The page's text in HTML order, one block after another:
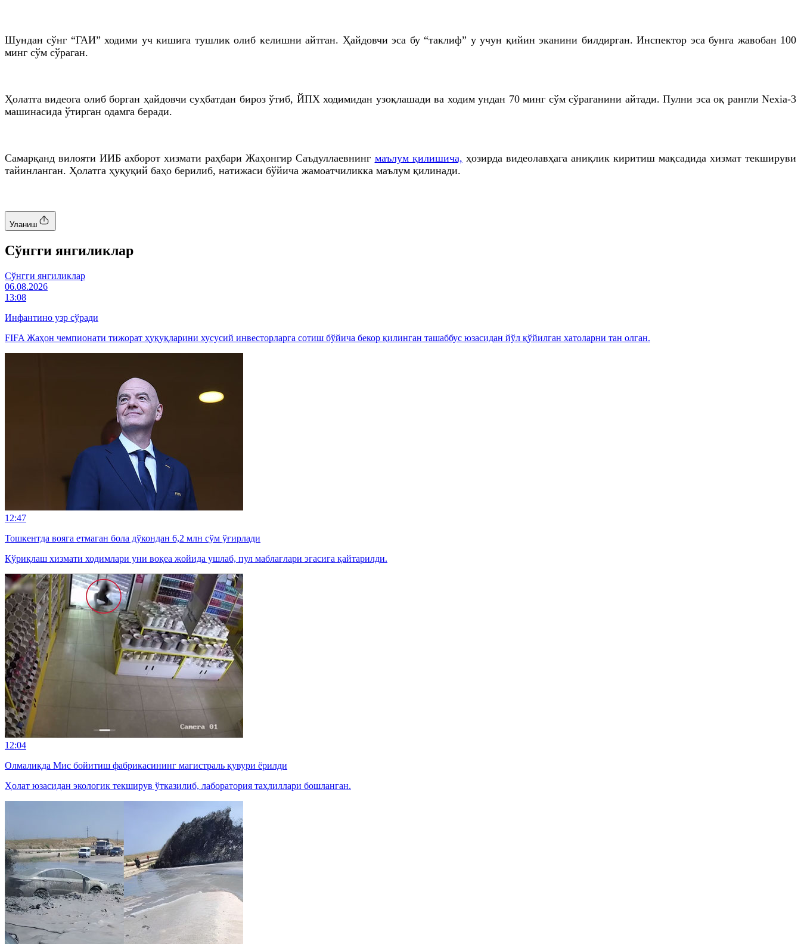
Шундан сўнг “ГАИ” ходими уч кишига тушлик олиб келишни айтган. Ҳайдовчи эса бу “таклиф” у учун қийин эканини билдирган. Инспектор эса бунга жавобан 100
минг сўм сўраган.
Ҳолатга видеога олиб борган ҳайдовчи суҳбатдан бироз ўтиб, ЙПХ ходимидан узоқлашади ва ходим ундан 70 минг сўм сўраганини айтади. Пулни эса оқ рангли Nexia-3
машинасида ўтирган одамга беради.
Самарқанд вилояти ИИБ ахборот хизмати раҳбари Жаҳонгир Саъдуллаевнинг маълум қилишича, ҳозирда видеолавҳага аниқлик киритиш мақсадида хизмат текшируви
тайинланган. Ҳолатга ҳуқуқий баҳо берилиб, натижаси бўйича жамоатчиликка маълум қилинади.
Уланиш
Cўнгги янгиликлар
Cўнгги янгиликлар
06.08.2026
13:08
Инфантино узр сўради
FIFA Жаҳон чемпионати тижорат ҳуқуқларини хусусий инвесторларга сотиш бўйича бекор қилинган ташаббус юзасидан йўл қўйилган хатоларни тан олган.
12:47
Тошкентда вояга етмаган бола дўкондан 6,2 млн сўм ўғирлади
Қўриқлаш хизмати ходимлари уни воқеа жойида ушлаб, пул маблағлари эгасига қайтарилди.
12:04
Олмалиқда Мис бойитиш фабрикасининг магистраль қувури ёрилди
Ҳолат юзасидан экологик текширув ўтказилиб, лаборатория таҳлиллари бошланган.